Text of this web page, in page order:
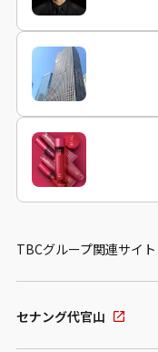
TBCグループ関連サイト
セナング代官山